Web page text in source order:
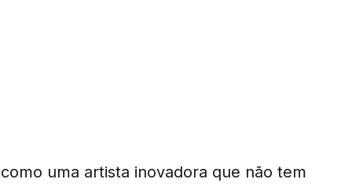
uma artista inovadora que não tem